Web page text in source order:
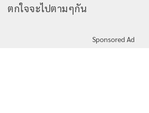
ตกใจจะไปตามๆกัน
Sponsored Ad